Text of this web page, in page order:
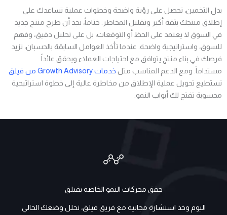
بدل التخمين، تحصل على رؤية واضحة وخطوات عملية تساعدك على
إطلاق منتجك بثقة أكبر وتقليل المخاطر. ختاماً، نجد أن طرح منتج جديد
في السوق لا يعتمد على الحظ أو التوقعات، بل على تحليل دقيق، وفهم
للسوق، واستراتيجية واضحة. عندما تأخذ العوامل السابقة بالحسبان، تزيد
فرصك في بناء منتج يتوافق مع احتياجات العملاء ويحقق عائداً
مستداماً. ومع الدعم المناسب مثل خدمات Growth Advisory من فيلق
تستطيع تحويل عملية الإطلاق من مخاطرة عالية إلى خطوة استراتيجية
محسوبة تفتح لك أبواب النمو.
حقق محركات النمو الخاصة بفيلق
اليوم وخذ استشارة مجانية مع فريق فيلق، نحلل وضعك الحالي